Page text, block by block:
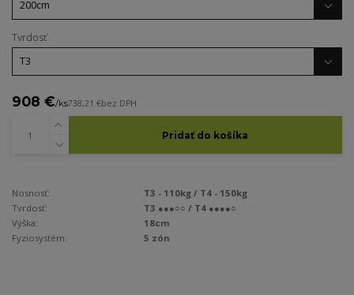
Tvrdosť
908 €/ks738,21 €bez DPH
Pridať do košíka
Nosnosť:
T3 - 110kg / T4 - 150kg
Tvrdosť:
T3 ●●●○○ / T4 ●●●●○
Výška:
18cm
Fyziosystém:
5 zón